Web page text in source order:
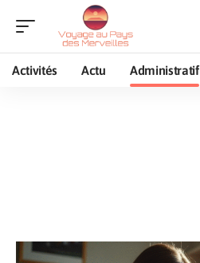
Activités Actu Administratif